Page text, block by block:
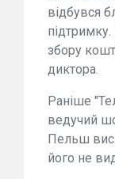
відбувся
підтримку.
збору
диктора.
Раніше
ведучий
Пельш
його не